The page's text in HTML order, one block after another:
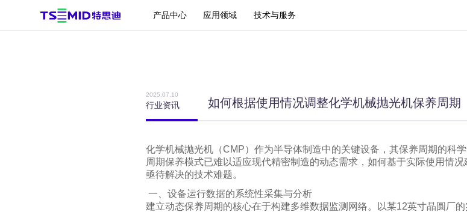
产品中心 应用领域 技术与服务
贴片/刷洗机
2025.07.10
行业资讯 如何根据使用情况调整化学机械抛光机保养周期
化学机械抛光机（CMP）作为半导体制造中的关键设备，其保养周期的科
周期保养模式已难以适应现代精密制造的动态需求，如何基于实际使用情
亟待解决的技术难题。
一、设备运行数据的系统性采集与分析
建立动态保养周期的核心在于构建多维数据监测网络。以某12英寸晶圆厂